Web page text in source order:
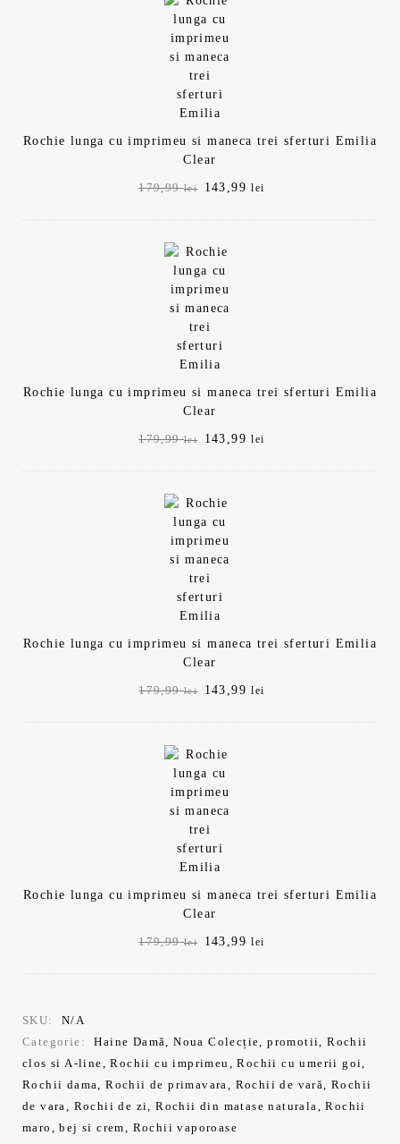
Rochie lunga cu imprimeu si maneca trei sferturi Emilia
Clear
179,99lei
Prețul
143,99lei
Rochie lunga cu imprimeu si maneca trei sferturi Emilia
Clear
179,99lei
Prețul
143,99lei
Rochie lunga cu imprimeu si maneca trei sferturi Emilia
Clear
179,99lei
Prețul
143,99lei
Rochie lunga cu imprimeu si maneca trei sferturi Emilia
Clear
179,99lei
Prețul
143,99lei
SKU:
N/A
Categorie:
Haine Damă,Noua Colecție,promotii,Rochii
clos si A-line,Rochii cu imprimeu,Rochii cu umerii goi,
Rochii dama,Rochii de primavara, Rochii de vară,Rochii
de vara, Rochii de zi,Rochii din matase naturala,Rochii
maro, bej si crem, Rochii vaporoase